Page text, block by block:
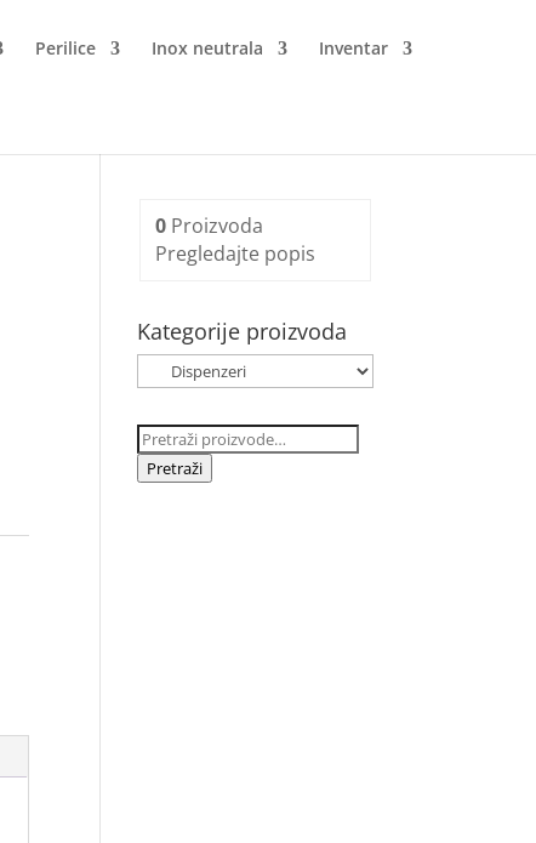
Perilice Inox neutrala Inventar
0 Proizvoda
Pregledajte popis
Kategorije proizvoda
Pretraži:
Pretraži